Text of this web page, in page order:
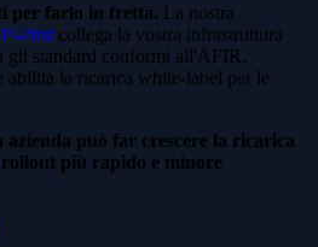
per farlo in fretta. La nostra
first collega la vostra infrastruttura
gli standard conformi all'AFIR,
abilita la ricarica white-label per le
può far crescere la ricarica
più rapido e minore